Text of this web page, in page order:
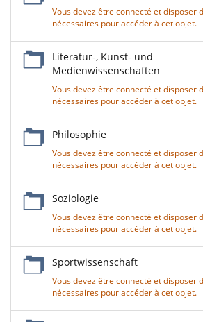
Vous devez être connecté et disposer
nécessaires pour accéder à cet objet.
Literatur-, Kunst- und
Medienwissenschaften
Vous devez être connecté et disposer
nécessaires pour accéder à cet objet.
Philosophie
Vous devez être connecté et disposer
nécessaires pour accéder à cet objet.
Soziologie
Vous devez être connecté et disposer
nécessaires pour accéder à cet objet.
Sportwissenschaft
Vous devez être connecté et disposer
nécessaires pour accéder à cet objet.